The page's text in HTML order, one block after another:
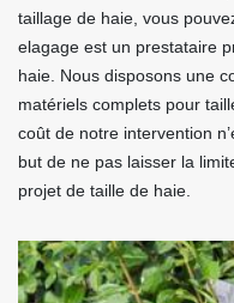
taillage de haie, vous
elagage est un prestataire
haie. Nous disposons une
matériels complets pour
coût de notre intervention
but de ne pas laisser la
projet de taille de haie.